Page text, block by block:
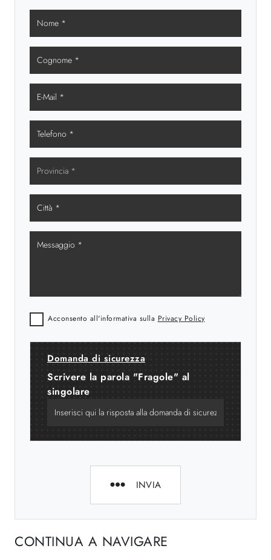
Acconsento all'informativa sulla Privacy Policy
Domanda di sicurezza
Scrivere la parola "Fragole" al
singolare
INVIA
CONTINUA A NAVIGARE